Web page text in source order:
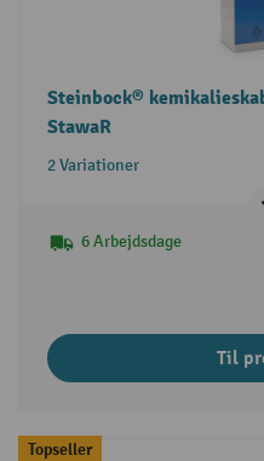
Steinbock®
StawaR
2 Variationer
6 Arbejdsdage
Til
Topseller